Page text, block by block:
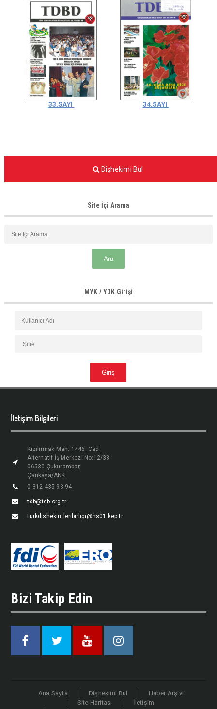
33.SAYI 34.SAYI
Dişhekimi Bul
Site İçi Arama
MYK / YDK Girişi
İletişim Bilgileri
Kızılırmak Mah. 1446. Cad.
Alternatif İş Merkezi No:12/38
06530 Çukurambar,
Çankaya/ANK.
0 312 435 93 94
tdb@tdb.org.tr
turkdishekimleribirligi@hs01.kep.tr
Bizi Takip Edin
Facebook Twitter Youtube Instagram
Ana Sayfa Dişhekimi Bul
Haber Arşivi
Site Haritası
İletişim